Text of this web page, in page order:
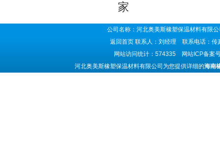
家
公司名称：河北奥美斯橡塑保温材料有
返回首页 联系人：刘经理 联系电话：
网站访问统计：574335 网站ICP备案
河北奥美斯橡塑保温材料有限公司为您提供详细的海南